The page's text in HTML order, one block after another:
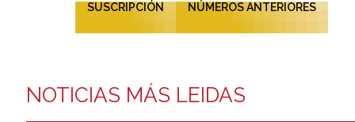
SUSCRIPCIÓN NÚMEROS ANTERIORES
NOTICIAS MÁS LEIDAS